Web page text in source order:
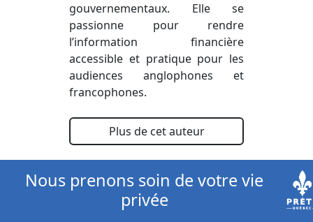
gouvernementaux. Elle se
passionne pour rendre
l’information financière
accessible et pratique pour les
audiences anglophones et
francophones.
Plus de cet auteur
Nous prenons soin de votre vie
privée